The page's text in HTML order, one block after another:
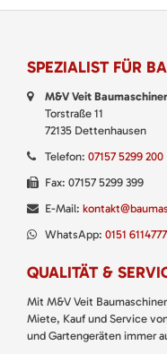
SPEZIALIST FÜR
M&V Veit
Torstraße 11
72135 Dettenhausen
Telefon: 07157 5299 200
Fax: 07157 5299 399
E-Mail:
WhatsApp: 0151
QUALITÄT &
Mit M&V Veit
Miete, Kauf und Service
und Gartengeräten immer